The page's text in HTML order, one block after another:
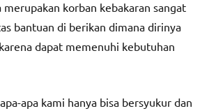
merupakan korban kebakaran sangat
bantuan di berikan dimana dirinya
dapat memenuhi kebutuhan
apa kami hanya bisa bersyukur dan